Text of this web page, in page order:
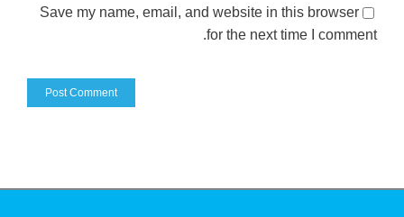
Save my name, email, and website in this browser
for the next time I comment.